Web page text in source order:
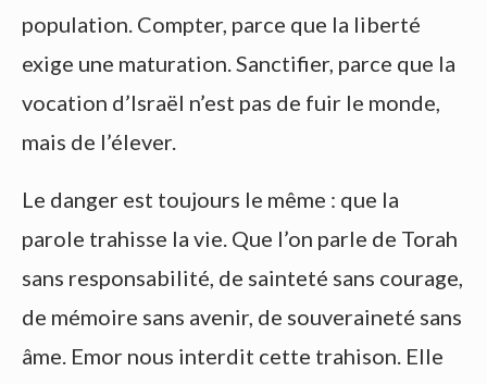
population. Compter, parce que la liberté
exige une maturation. Sanctifier, parce que la
vocation d’Israël n’est pas de fuir le monde,
mais de l’élever.
Le danger est toujours le même : que la
parole trahisse la vie. Que l’on parle de Torah
sans responsabilité, de sainteté sans courage,
de mémoire sans avenir, de souveraineté sans
âme. Emor nous interdit cette trahison. Elle